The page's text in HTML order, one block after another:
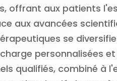
offrant aux patients
aux avancées
se
personnalisées
qualifiés, combiné à